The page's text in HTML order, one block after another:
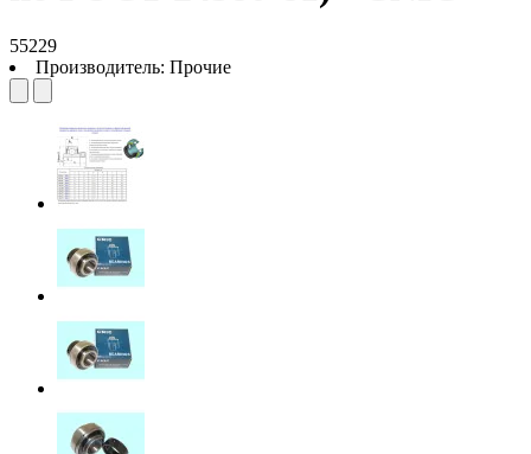
55229
Производитель: Прочие